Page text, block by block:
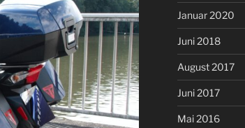
Januar 2020
Juni 2018
August 2017
Juni 2017
Mai 2016